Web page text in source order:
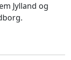
Jylland og